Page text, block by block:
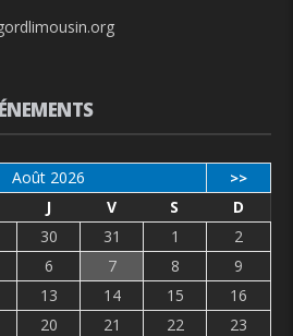
Août 2026 >>
J V S
D
30 31 1
2
6 7 8
9
13 14 15
16
20 21 22
23